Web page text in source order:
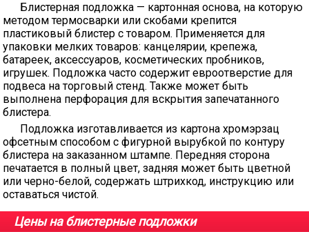
Блистерная подложка — картонная основа, на которую
методом термосварки или скобами крепится
пластиковый блистер с товаром. Применяется для
упаковки мелких товаров: канцелярии, крепежа,
батареек, аксессуаров, косметических пробников,
игрушек. Подложка часто содержит евроотверстие для
подвеса на торговый стенд. Также может быть
выполнена перфорация для вскрытия запечатанного
блистера.
Подложка изготавливается из картона хромэрзац
офсетным способом с фигурной вырубкой по контуру
блистера на заказанном штампе. Передняя сторона
печатается в полный цвет, задняя может быть цветной
или черно-белой, содержать штрихкод, инструкцию или
оставаться чистой.
Цены на блистерные подложки